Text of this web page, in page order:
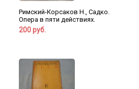
Римский-Корсаков Н., Садко.
Опера в пяти действиях.
200 руб.